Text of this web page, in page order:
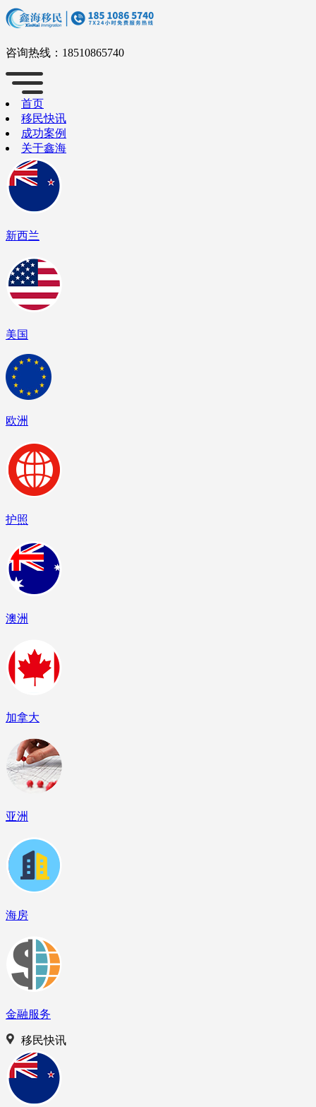
咨询热线： 18510865740
首页
移民快讯
成功案例
关于鑫海
新西兰
美国
欧洲
护照
澳洲
加拿大
亚洲
海房
金融服务
移民快讯